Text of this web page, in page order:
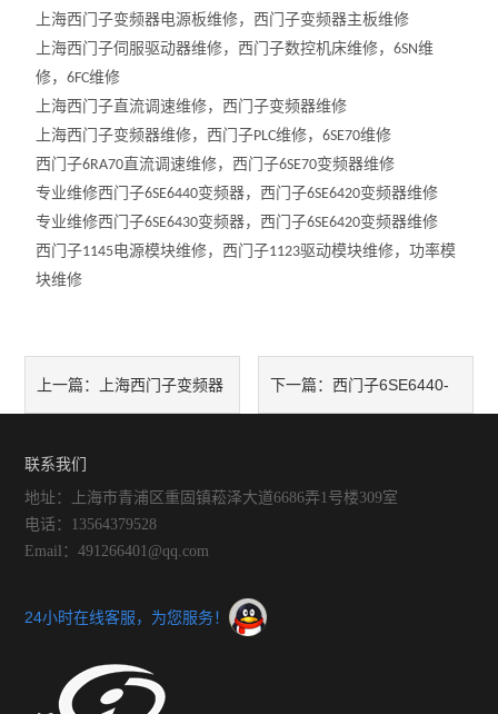
上海西门子变频器电源板维修，西门子变频器主板维修
上海西门子伺服驱动器维修，西门子数控机床维修，6SN维
修，6FC维修
上海西门子直流调速维修，西门子变频器维修
上海西门子变频器维修，西门子PLC维修，6SE70维修
西门子6RA70直流调速维修，西门子6SE70变频器维修
专业维修西门子6SE6440变频器，西门子6SE6420变频器维修
专业维修西门子6SE6430变频器，西门子6SE6420变频器维修
西门子1145电源模块维修，西门子1123驱动模块维修，功率模
块维修
上一篇： 上海西门子变频器 下一篇： 西门子6SE6440-
联系我们
地址：上海市青浦区重固镇菘泽大道6686弄1号楼309室
电话：13564379528
Email：491266401@qq.com
24小时在线客服，为您服务！